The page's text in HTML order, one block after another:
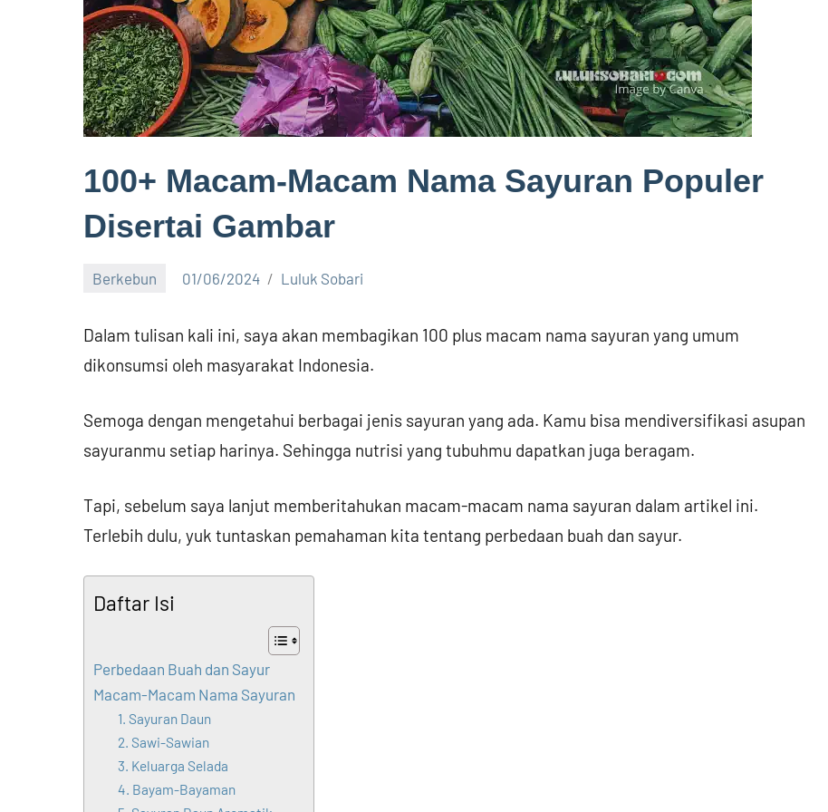
100+ Macam-Macam Nama Sayuran Populer
Disertai Gambar
Berkebun 01/06/2024 Luluk Sobari
Dalam tulisan kali ini, saya akan membagikan 100 plus macam nama sayuran yang umum
dikonsumsi oleh masyarakat Indonesia.
Semoga dengan mengetahui berbagai jenis sayuran yang ada. Kamu bisa mendiversifikasi asupan
sayuranmu setiap harinya. Sehingga nutrisi yang tubuhmu dapatkan juga beragam.
Tapi, sebelum saya lanjut memberitahukan macam-macam nama sayuran dalam artikel ini.
Terlebih dulu, yuk tuntaskan pemahaman kita tentang perbedaan buah dan sayur.
Daftar Isi
Perbedaan Buah dan Sayur
Macam-Macam Nama Sayuran
1. Sayuran Daun
2. Sawi-Sawian
3. Keluarga Selada
4. Bayam-Bayaman